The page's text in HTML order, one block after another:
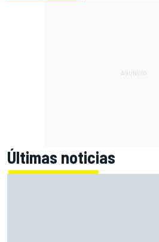
Últimas noticias